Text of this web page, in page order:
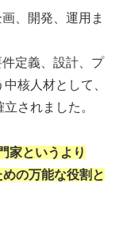
、開発、運用ま
定義、設計、プ
核人材として、
されました。
家というより
の万能な役割と